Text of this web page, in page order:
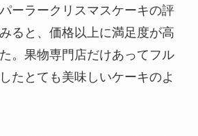
ーラークリスマスケーキの評
ると、価格以上に満足度が高
。果物専門店だけあってフル
たとても美味しいケーキのよ